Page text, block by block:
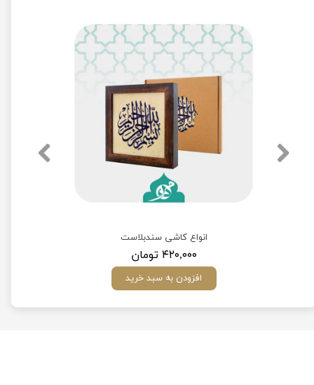
انواع کاشی سندبلاست
۴۲۰,۰۰۰ تومان
افزودن به سبد خرید